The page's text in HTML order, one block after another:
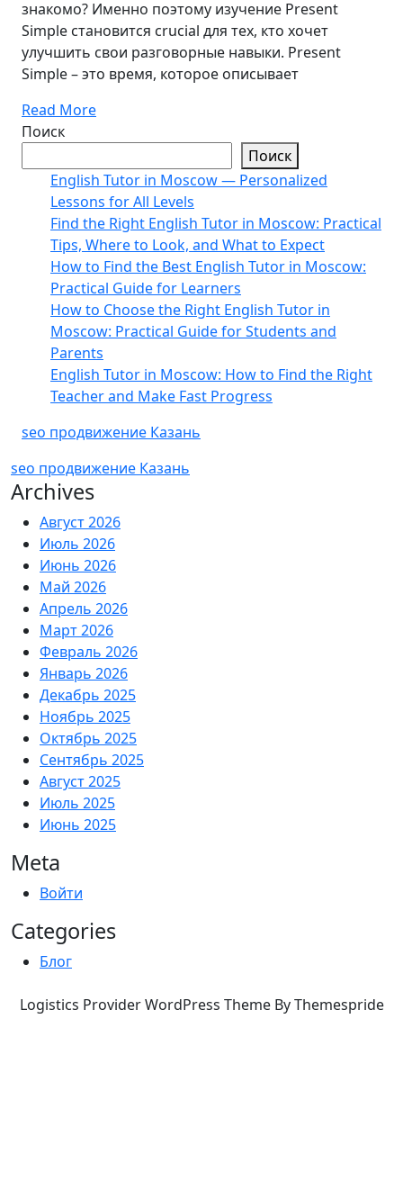
знакомо? Именно поэтому изучение Present
Simple становится crucial для тех, кто хочет
улучшить свои разговорные навыки. Present
Simple – это время, которое описывает
Read More
Поиск
Поиск
English Tutor in Moscow — Personalized
Lessons for All Levels
Find the Right English Tutor in Moscow: Practical
Tips, Where to Look, and What to Expect
How to Find the Best English Tutor in Moscow:
Practical Guide for Learners
How to Choose the Right English Tutor in
Moscow: Practical Guide for Students and
Parents
English Tutor in Moscow: How to Find the Right
Teacher and Make Fast Progress
seo продвижение Казань
seo продвижение Казань
Archives
Август 2026
Июль 2026
Июнь 2026
Май 2026
Апрель 2026
Март 2026
Февраль 2026
Январь 2026
Декабрь 2025
Ноябрь 2025
Октябрь 2025
Сентябрь 2025
Август 2025
Июль 2025
Июнь 2025
Meta
Войти
Categories
Блог
Logistics Provider WordPress Theme By Themespride